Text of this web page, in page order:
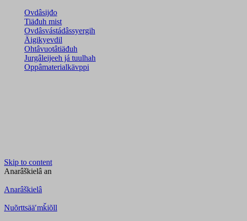
Ovdâsijđo
Tiäđuh mist
Ovdâsvástádâssyergih
Äigikyevdil
Ohtâvuotâtiäđuh
Jurgâleijeeh já tuulhah
Oppâmaterialkävppi
Skip to content
Anarâškielâ an
Anarâškielâ
Nuõrttsääʹmǩiõll